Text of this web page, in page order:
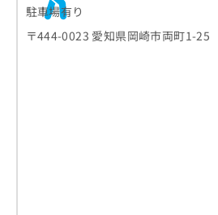
駐車場有り
〒444-0023 愛知県岡崎市両町1-25